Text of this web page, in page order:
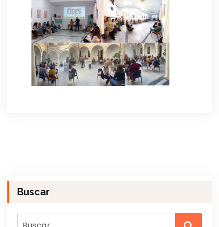
Buscar